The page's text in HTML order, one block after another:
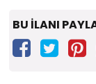
BU İLANI